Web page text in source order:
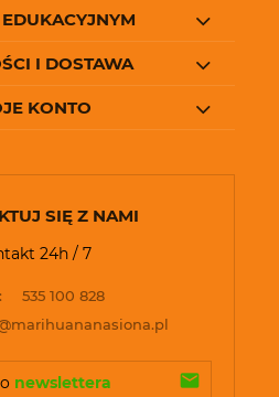
I DOSTAWA
KONTO
SIĘ Z NAMI
24h / 7
535 100 828
newslettera